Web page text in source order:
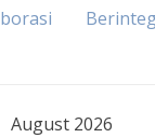
August 2026